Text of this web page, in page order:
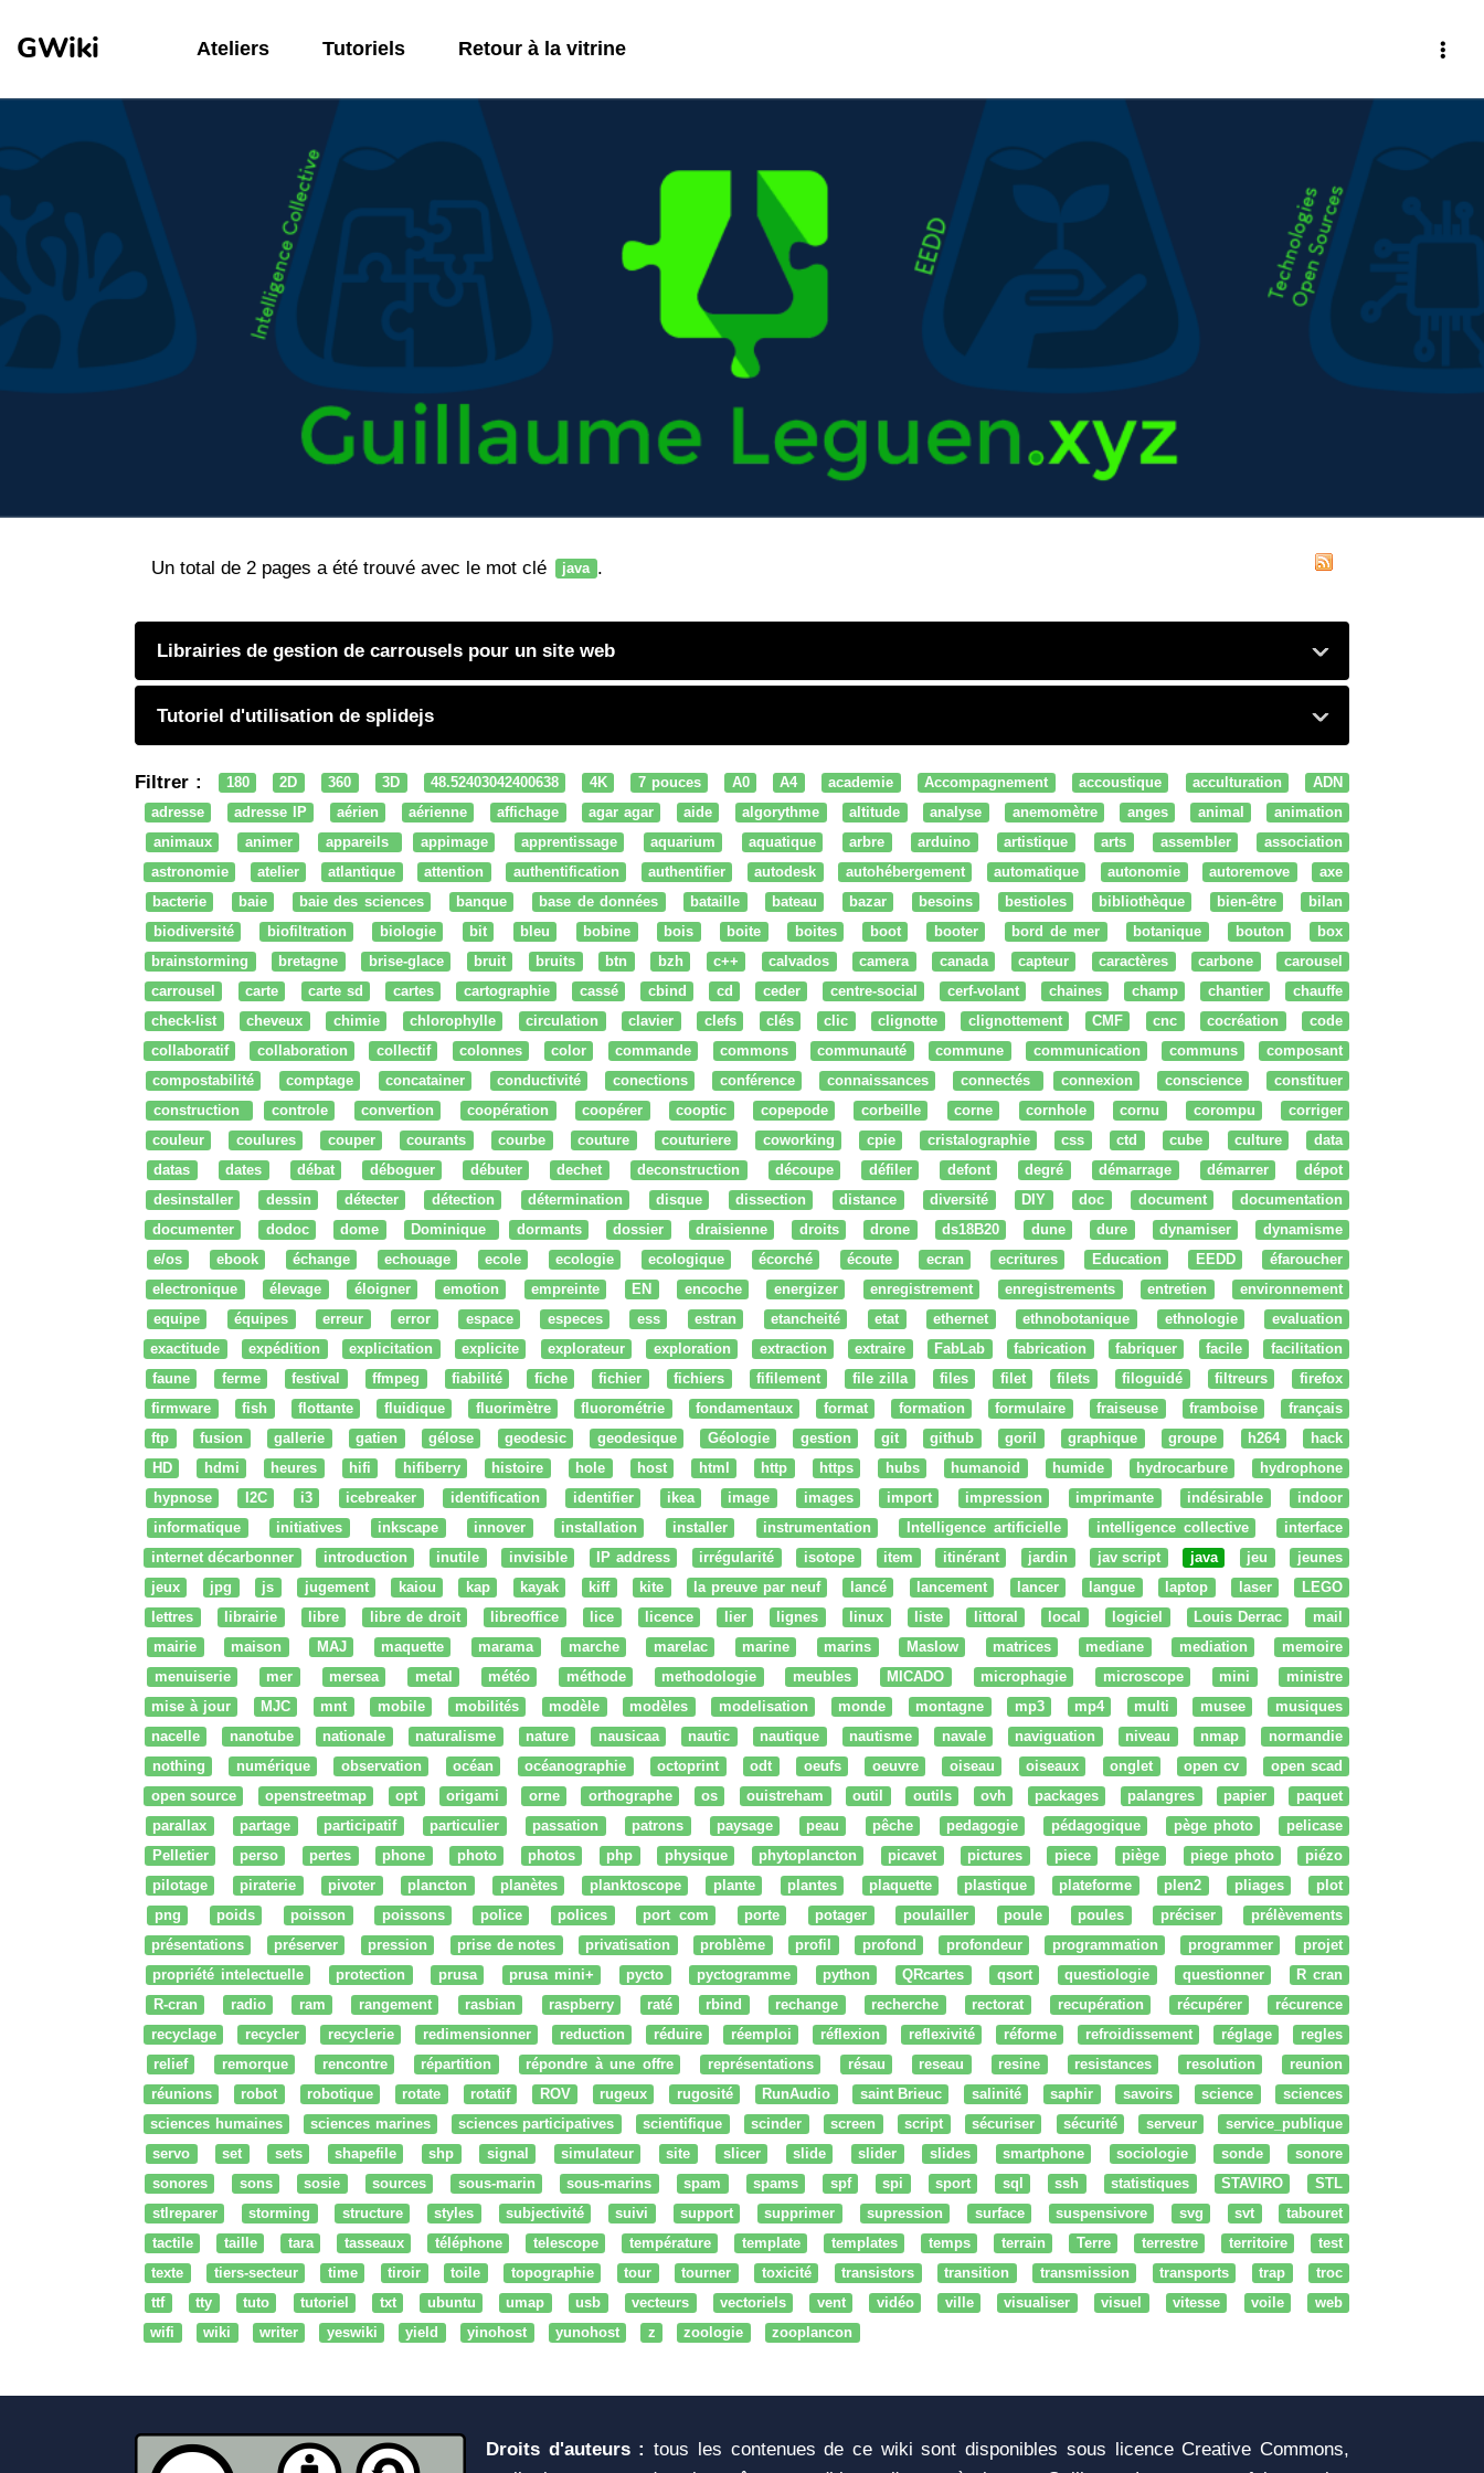
GWiki Ateliers Tutoriels Retour à la vitrine
Un total de 2 pages a été trouvé avec le mot clé java .
Librairies de gestion de carrousels pour un site web
Tutoriel d'utilisation de splidejs
Filtrer : 180 2D 360 3D 48.52403042400638 4K 7 pouces A0 A4 academie Accompagnement accoustique acculturation
ADN
adresse
adresse IP aérien aérienne affichage agar agar aide algorythme altitude analyse anemomètre anges animal
animation
animaux
animer appareils appimage apprentissage aquarium aquatique arbre arduino artistique arts assembler
association
astronomie
atelier atlantique attention authentification authentifier autodesk autohébergement automatique autonomie autoremove
axe
bacterie
baie baie des sciences banque base de données bataille bateau bazar besoins bestioles bibliothèque bien-être
bilan
biodiversité
biofiltration biologie bit bleu bobine bois boite boites boot booter bord de mer botanique bouton
box
brainstorming
bretagne brise-glace bruit bruits btn bzh c++ calvados camera canada capteur caractères carbone
carousel
carrousel
carte carte sd cartes cartographie cassé cbind cd ceder centre-social cerf-volant chaines champ chantier
chauffe
check-list
cheveux chimie chlorophylle circulation clavier clefs clés clic clignotte clignottement CMF cnc cocréation
code
collaboratif
collaboration collectif colonnes color commande commons communauté commune communication communs
composant
compostabilité
comptage concatainer conductivité conections conférence connaissances connectés connexion conscience
constituer
construction
controle convertion coopération coopérer cooptic copepode corbeille corne cornhole cornu corompu
corriger
couleur
coulures couper courants courbe couture couturiere coworking cpie cristalographie css ctd cube culture
data
datas
dates débat déboguer débuter dechet deconstruction découpe défiler defont degré démarrage démarrer
dépot
desinstaller
dessin détecter détection détermination disque dissection distance diversité DIY doc document
documentation
documenter
dodoc dome Dominique dormants dossier draisienne droits drone ds18B20 dune dure dynamiser
dynamisme
e/os
ebook échange echouage ecole ecologie ecologique écorché écoute ecran ecritures Education EEDD
éfaroucher
electronique
élevage éloigner emotion empreinte EN encoche energizer enregistrement enregistrements entretien
environnement
equipe
équipes erreur error espace especes ess estran etancheité etat ethernet ethnobotanique ethnologie
evaluation
exactitude
expédition explicitation explicite explorateur exploration extraction extraire FabLab fabrication fabriquer facile
facilitation
faune
ferme festival ffmpeg fiabilité fiche fichier fichiers fifilement file zilla files filet filets filoguidé filtreurs
firefox
firmware
fish flottante fluidique fluorimètre fluorométrie fondamentaux format formation formulaire fraiseuse framboise
français
ftp
fusion gallerie gatien gélose geodesic geodesique Géologie gestion git github goril graphique groupe h264
hack
HD
hdmi heures hifi hifiberry histoire hole host html http https hubs humanoid humide hydrocarbure
hydrophone
hypnose
I2C i3 icebreaker identification identifier ikea image images import impression imprimante indésirable
indoor
informatique
initiatives inkscape innover installation installer instrumentation Intelligence artificielle intelligence collective
interface
internet décarbonner
introduction inutile invisible IP address irrégularité isotope item itinérant jardin jav script java jeu
jeunes
jeux
jpg js jugement kaiou kap kayak kiff kite la preuve par neuf lancé lancement lancer langue laptop laser
LEGO
lettres
librairie libre libre de droit libreoffice lice licence lier lignes linux liste littoral local logiciel Louis Derrac
mail
mairie
maison MAJ maquette marama marche marelac marine marins Maslow matrices mediane mediation
memoire
menuiserie
mer mersea metal météo méthode methodologie meubles MICADO microphagie microscope mini
ministre
mise à jour
MJC mnt mobile mobilités modèle modèles modelisation monde montagne mp3 mp4 multi musee
musiques
nacelle
nanotube nationale naturalisme nature nausicaa nautic nautique nautisme navale naviguation niveau nmap
normandie
nothing
numérique observation océan océanographie octoprint odt oeufs oeuvre oiseau oiseaux onglet open cv
open scad
open source
openstreetmap opt origami orne orthographe os ouistreham outil outils ovh packages palangres papier
paquet
parallax
partage participatif particulier passation patrons paysage peau pêche pedagogie pédagogique pège photo
pelicase
Pelletier
perso pertes phone photo photos php physique phytoplancton picavet pictures piece piège piege photo
piézo
pilotage
piraterie pivoter plancton planètes planktoscope plante plantes plaquette plastique plateforme plen2 pliages
plot
png
poids poisson poissons police polices port com porte potager poulailler poule poules préciser
prélèvements
présentations
préserver pression prise de notes privatisation problème profil profond profondeur programmation programmer
projet
propriété intelectuelle
protection prusa prusa mini+ pycto pyctogramme python QRcartes qsort questiologie questionner
R cran
R-cran
radio ram rangement rasbian raspberry raté rbind rechange recherche rectorat recupération récupérer
récurence
recyclage
recycler recyclerie redimensionner reduction réduire réemploi réflexion reflexivité réforme refroidissement réglage
regles
relief
remorque rencontre répartition répondre à une offre représentations résau reseau resine resistances resolution
reunion
réunions
robot robotique rotate rotatif ROV rugeux rugosité RunAudio saint Brieuc salinité saphir savoirs science
sciences
sciences humaines
sciences marines sciences participatives scientifique scinder screen script sécuriser sécurité serveur
service_publique
servo
set sets shapefile shp signal simulateur site slicer slide slider slides smartphone sociologie sonde
sonore
sonores
sons sosie sources sous-marin sous-marins spam spams spf spi sport sql ssh statistiques STAVIRO
STL
stlreparer
storming structure styles subjectivité suivi support supprimer supression surface suspensivore svg svt
tabouret
tactile
taille tara tasseaux téléphone telescope température template templates temps terrain Terre terrestre territoire
test
texte
tiers-secteur time tiroir toile topographie tour tourner toxicité transistors transition transmission transports trap
troc
ttf
tty tuto tutoriel txt ubuntu umap usb vecteurs vectoriels vent vidéo ville visualiser visuel vitesse voile
web
wifi
wiki writer yeswiki yield yinohost yunohost z zoologie zooplancon
Droits d'auteurs : tous les contenues de ce wiki sont disponibles sous licence Creative Commons,